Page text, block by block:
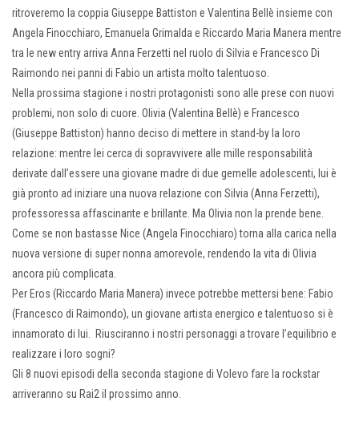
ritroveremo la coppia Giuseppe Battiston e Valentina Bellè insieme con
Angela Finocchiaro, Emanuela Grimalda e Riccardo Maria Manera mentre
tra le new entry arriva Anna Ferzetti nel ruolo di Silvia e Francesco Di
Raimondo nei panni di Fabio un artista molto talentuoso.
Nella prossima stagione i nostri protagonisti sono alle prese con nuovi
problemi, non solo di cuore. Olivia (Valentina Bellè) e Francesco
(Giuseppe Battiston) hanno deciso di mettere in stand-by la loro
relazione: mentre lei cerca di sopravvivere alle mille responsabilità
derivate dall’essere una giovane madre di due gemelle adolescenti, lui è
già pronto ad iniziare una nuova relazione con Silvia (Anna Ferzetti),
professoressa affascinante e brillante. Ma Olivia non la prende bene.
Come se non bastasse Nice (Angela Finocchiaro) torna alla carica nella
nuova versione di super nonna amorevole, rendendo la vita di Olivia
ancora più complicata.
Per Eros (Riccardo Maria Manera) invece potrebbe mettersi bene: Fabio
(Francesco di Raimondo), un giovane artista energico e talentuoso si è
innamorato di lui. Riusciranno i nostri personaggi a trovare l’equilibrio e
realizzare i loro sogni?
Gli 8 nuovi episodi della seconda stagione di Volevo fare la rockstar
arriveranno su Rai2 il prossimo anno.